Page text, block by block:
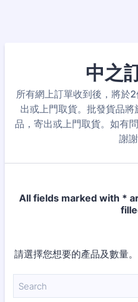
中之
所有網上訂單收到後，將於
出或上門取貨。批發貨品
品，寄出或上門取貨。如有
謝謝
All fields marked with *
請選擇您想要的產品及數量。